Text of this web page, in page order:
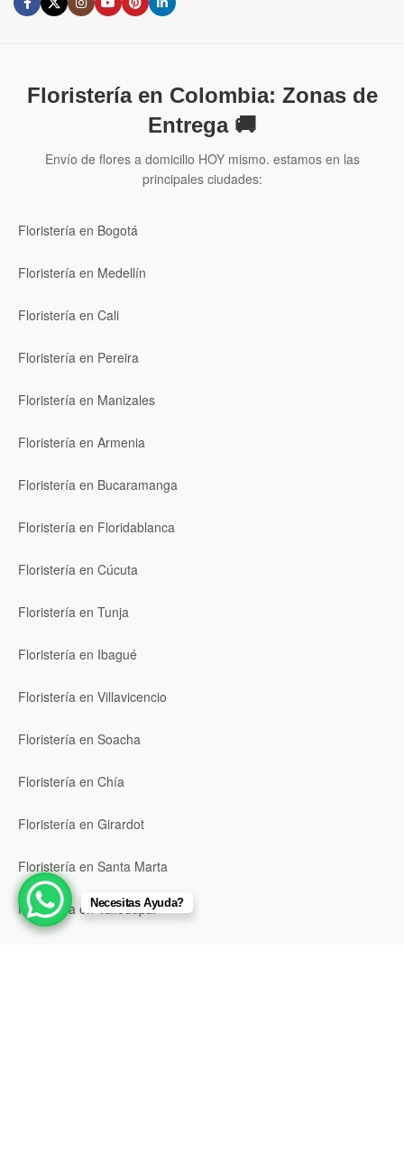
Floristería en Colombia: Zonas de
Entrega 🚚
Envío de flores a domicilio HOY mismo. estamos en las
principales ciudades:
Floristería en Bogotá
Floristería en Medellín
Floristería en Cali
Floristería en Pereira
Floristería en Manizales
Floristería en Armenia
Floristería en Bucaramanga
Floristería en Floridablanca
Floristería en Cúcuta
Floristería en Tunja
Floristería en Ibagué
Floristería en Villavicencio
Floristería en Soacha
Floristería en Chía
Floristería en Girardot
Floristería en Santa Marta
Floristería en Valledupar
Necesitas Ayuda?